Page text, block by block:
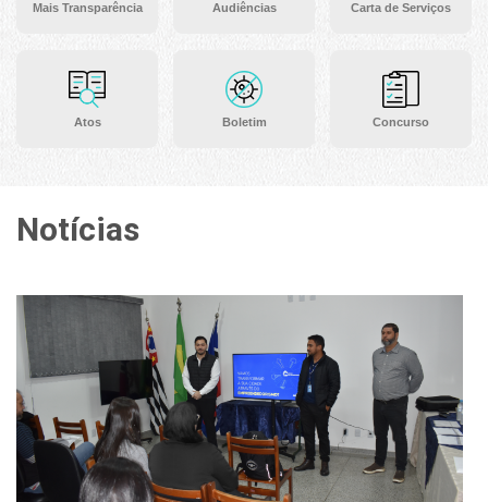
Mais Transparência
Atos
Audiências
Boletim
Carta de Serviços
Concurso
Notícias